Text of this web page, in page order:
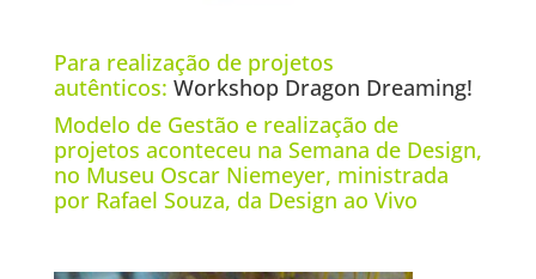
Para realização de projetos
autênticos: Workshop Dragon Dreaming!
Modelo de Gestão e realização de
projetos aconteceu na Semana de Design,
no Museu Oscar Niemeyer, ministrada
por Rafael Souza, da Design ao Vivo